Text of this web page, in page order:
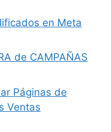
en Meta
de CAMPAÑAS
Páginas de
Ventas